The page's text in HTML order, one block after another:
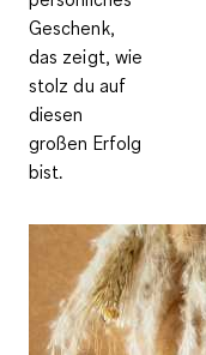
Geschenk,
das zeigt, wie
stolz du auf
diesen
großen Erfolg
bist.